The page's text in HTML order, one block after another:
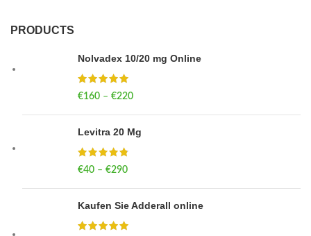
PRODUCTS
Nolvadex 10/20 mg Online
€160 – €220
Levitra 20 Mg
€40 – €290
Kaufen Sie Adderall online